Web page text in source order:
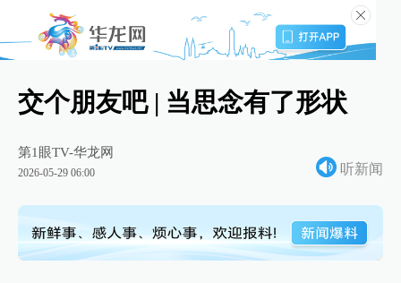
交个朋友吧 | 当思念有了形状
第1眼TV-华龙网
2026-05-29 06:00 听新闻